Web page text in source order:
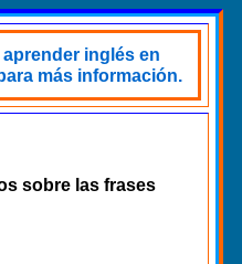
inglés en
más información.
sobre las frases